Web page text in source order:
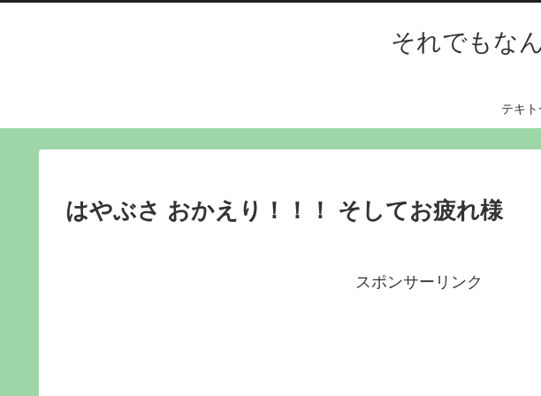
それでもな
テキ
はやぶさ おかえり！！！ そしてお疲れ様
スポンサーリンク